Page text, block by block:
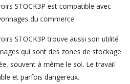
STOCK3P est compatible avec
du commerce.
STOCK3P trouve aussi son utilité
qui sont des zones de stockage
souvent à même le sol. Le travail
et parfois dangereux.